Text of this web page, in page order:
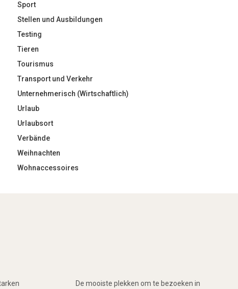
Sport
Stellen und Ausbildungen
Testing
Tieren
Tourismus
Transport und Verkehr
Unternehmerisch (Wirtschaftlich)
Urlaub
Urlaubsort
Verbände
Weihnachten
Wohnaccessoires
De mooiste plekken om te bezoeken in